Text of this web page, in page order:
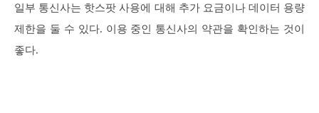
일부 통신사는 핫스팟 사용에 대해 추가 요금이나 데이터 용량
제한을 둘 수 있다. 이용 중인 통신사의 약관을 확인하는 것이
좋다.